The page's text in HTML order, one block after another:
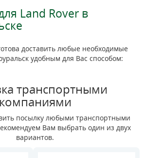
Land Rover в
доставить любые необходимые
удобным для Вас способом:
транспортными
компаниями
посылку любыми транспортными
Вам выбрать один из двух
вариантов.